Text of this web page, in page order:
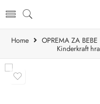
Home OPREMA ZA BEBE
Kinderkraft